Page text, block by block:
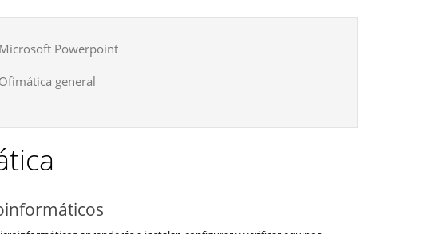
Microsoft Powerpoint
Ofimática general